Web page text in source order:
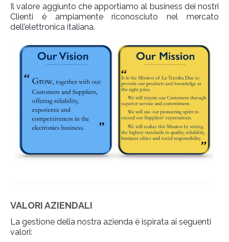
Il valore aggiunto che apportiamo al business dei nostri
Clienti é ampiamente riconosciuto nel mercato
dell’elettronica italiana.
VALORI AZIENDALI
La gestione della nostra azienda è ispirata ai seguenti
valori: